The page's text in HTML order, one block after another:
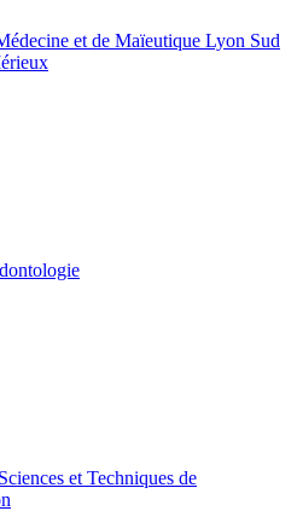
et de Maïeutique Lyon Sud
et Techniques de